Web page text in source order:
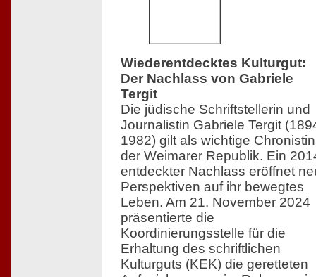
Wiederentdecktes Kulturgut:
Der Nachlass von Gabriele
Tergit
Die jüdische Schriftstellerin und
Journalistin Gabriele Tergit
1982) gilt als wichtige Chronistin
der Weimarer Republik. Ein
entdeckter Nachlass eröffnet
Perspektiven auf ihr bewegtes
Leben. Am 21. November 2024
präsentierte die
Koordinierungsstelle für die
Erhaltung des schriftlichen
Kulturguts (KEK) die geretteten